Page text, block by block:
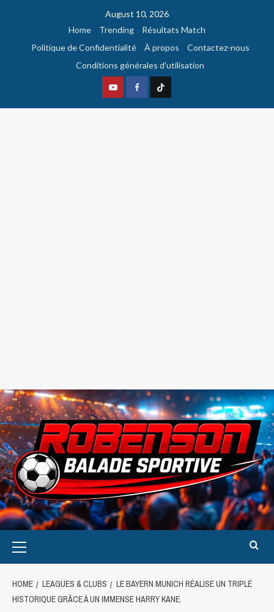
August 10, 2026
Home
Trending
Résultats Match
Politique de Confidentialité
À propos
Contactez-nous
Conditions générales d’utilisation
HOME LEAGUES & CLUBS
LE BAYERN MUNICH RÉALISE UN TRIPLÉ
HISTORIQUE GRÂCE À UN IMMENSE HARRY KANE.